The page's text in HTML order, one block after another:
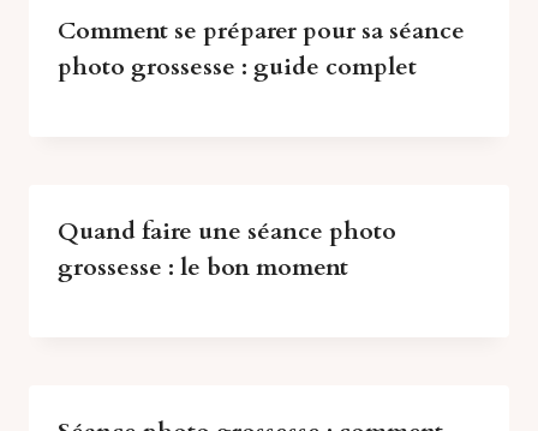
Comment se préparer pour sa séance
photo grossesse : guide complet
Quand faire une séance photo
grossesse : le bon moment